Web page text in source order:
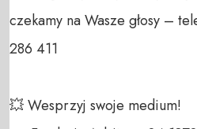
czekamy na Wasze głosy –
286 411
💥 Wesprzyj swoje medium!